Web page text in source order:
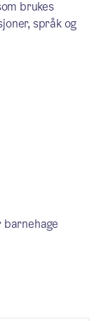
brukes
språk og